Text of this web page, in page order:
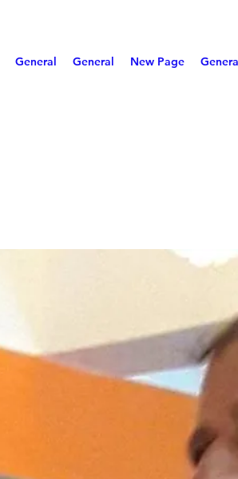
General General New Page